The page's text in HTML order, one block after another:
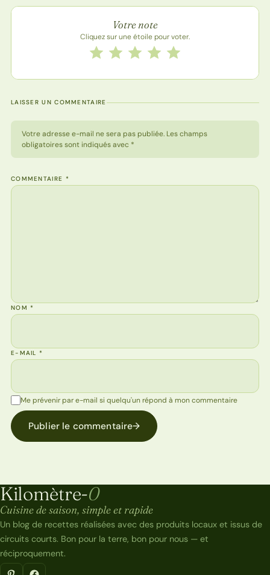
Note de la recette
Votre note
Cliquez sur une étoile pour voter.
Notez cette recette de 1 à 5 étoiles
5 étoiles
4 étoiles
3 étoiles
2 étoiles
1 étoile
LAISSER UN COMMENTAIRE
Votre adresse e-mail ne sera pas publiée. Les champs
obligatoires sont indiqués avec *
COMMENTAIRE *
NOM*
E-MAIL*
Me prévenir par e-mail si quelqu'un répond à mon commentaire
Publier le commentaire→
Kilomètre-0
Kilomètre-0
Cuisine de saison, simple et rapide
Un blog de recettes réalisées avec des produits locaux et issus de
circuits courts. Bon pour la terre, bon pour nous — et
réciproquement.